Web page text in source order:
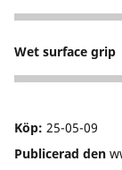
5
Wet surface grip
5
Köp: 25-05-09
Publicerad den